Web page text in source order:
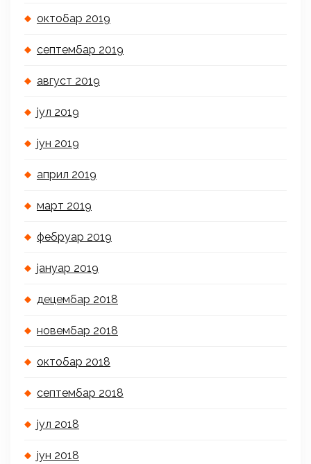
октобар 2019
септембар 2019
август 2019
јул 2019
јун 2019
април 2019
март 2019
фебруар 2019
јануар 2019
децембар 2018
новембар 2018
октобар 2018
септембар 2018
јул 2018
јун 2018